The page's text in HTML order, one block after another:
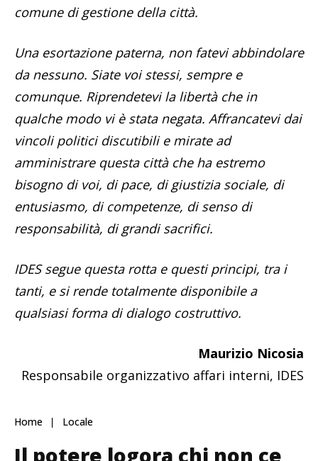
comune di gestione della città.
Una esortazione paterna, non fatevi abbindolare
da nessuno. Siate voi stessi, sempre e
comunque. Riprendetevi la libertà che in
qualche modo vi è stata negata. Affrancatevi dai
vincoli politici discutibili e mirate ad
amministrare questa città che ha estremo
bisogno di voi, di pace, di giustizia sociale, di
entusiasmo, di competenze, di senso di
responsabilità, di grandi sacrifici.
IDES segue questa rotta e questi principi, tra i
tanti, e si rende totalmente disponibile a
qualsiasi forma di dialogo costruttivo.
Maurizio Nicosia
Responsabile organizzativo affari interni, IDES
Home Locale
Il potere logora chi non ce